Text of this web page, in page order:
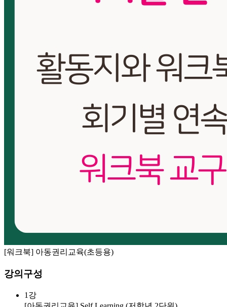
[워크북] 아동권리교육(초등용)
강의구성
1강